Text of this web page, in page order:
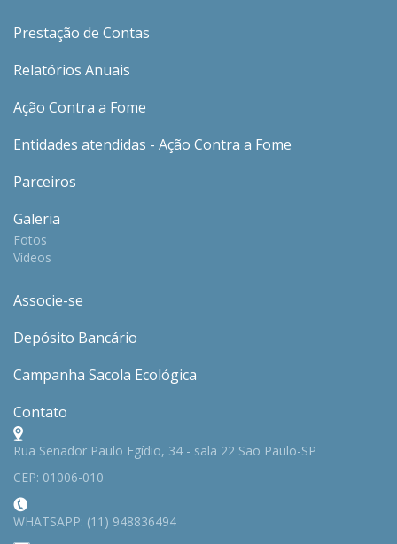
Prestação de Contas
Relatórios Anuais
Ação Contra a Fome
Entidades atendidas - Ação Contra a Fome
Parceiros
Galeria
Fotos
Vídeos
Associe-se
Depósito Bancário
Campanha Sacola Ecológica
Contato
Rua Senador Paulo Egídio, 34 - sala 22 São Paulo-SP
CEP: 01006-010
WHATSAPP: (11) 948836494